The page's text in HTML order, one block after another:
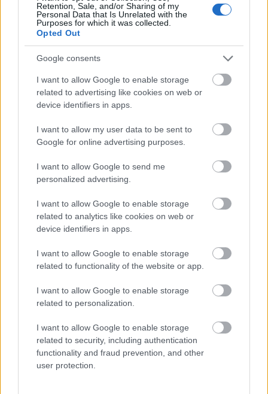
Retention, Sale, and/or Sharing of my
Personal Data that Is Unrelated with the
Purposes for which it was collected.
Opted Out
Google consents
I want to allow Google to enable storage
related to advertising like cookies on web or
device identifiers in apps.
I want to allow my user data to be sent to
Google for online advertising purposes.
I want to allow Google to send me
personalized advertising.
I want to allow Google to enable storage
related to analytics like cookies on web or
device identifiers in apps.
I want to allow Google to enable storage
related to functionality of the website or app.
I want to allow Google to enable storage
related to personalization.
I want to allow Google to enable storage
related to security, including authentication
functionality and fraud prevention, and other
user protection.
Η γαλάζια «θετική ατζέντα» στο δρόμο για το
2027 - Το παράπονο της Καρυστιανού - Στον
Πυρόπληκτοι: Τι σημαίνουν τα «πράσινα»,
αποζημιώσεις
Ποια είναι η (κυβερνητική) λίστα με τα μεγάλα
χρονοδιαγράμματα
TAGS: Πειραιάς ΟΛΠ Λιμενικό
BEST OFINTERNET